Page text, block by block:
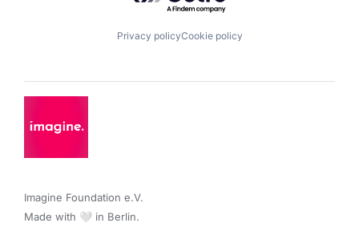
Privacy policyCookie policy
Imagine Foundation e.V.
Made with 🤍 in Berlin.